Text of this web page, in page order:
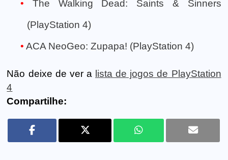
The Walking Dead: Saints & Sinners
(PlayStation 4)
ACA NeoGeo: Zupapa! (PlayStation 4)
Não deixe de ver a lista de jogos de PlayStation
4
Compartilhe: